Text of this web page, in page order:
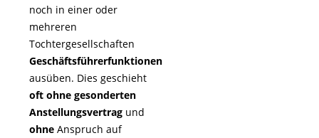
noch in einer oder
mehreren
Tochtergesellschaften
Geschäftsführerfunktionen
ausüben. Dies geschieht
oft ohne gesonderten
Anstellungsvertrag und
ohne Anspruch auf